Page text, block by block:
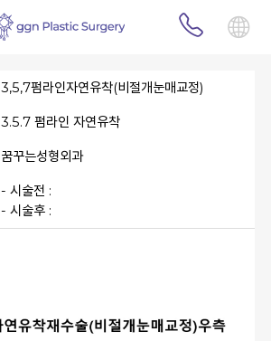
3,5,7펌라인자연유착(비절개눈매교정)
3.5.7 펌라인 자연유착
꿈꾸는성형외과
- 시술전 :
- 시술후 :